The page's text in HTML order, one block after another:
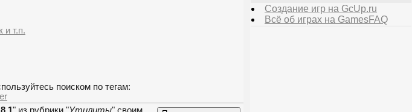
и т.п.
поиском по тегам:
Создание игр на GcUp.ru
Всё об играх на GamesFAQ